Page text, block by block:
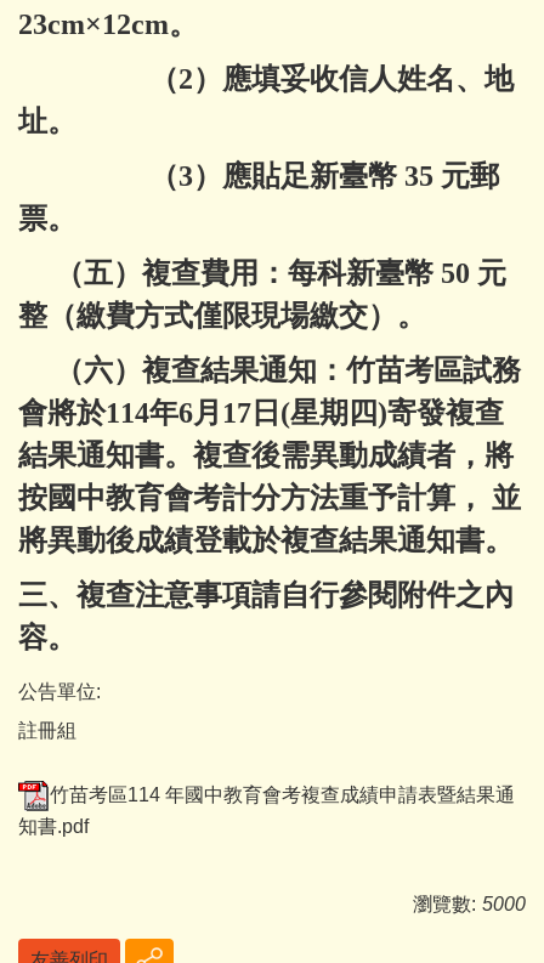
23cm×12cm。
（2）應填妥收信人姓名、地
址。
（3）應貼足新臺幣 35 元郵
票。
（五）複查費用：每科新臺幣 50 元
整（繳費方式僅限現場繳交）。
（六）複查結果通知：竹苗考區試務
會將於114年6月17日(星期四)寄發複查
結果通知書。複查後需異動成績者，將
按國中教育會考計分方法重予計算， 並
將異動後成績登載於複查結果通知書。
三、複查注意事項請自行參閱附件之內
容。
公告單位:
註冊組
竹苗考區114 年國中教育會考複查成績申請表暨結果通
知書.pdf
瀏覽數: 5000